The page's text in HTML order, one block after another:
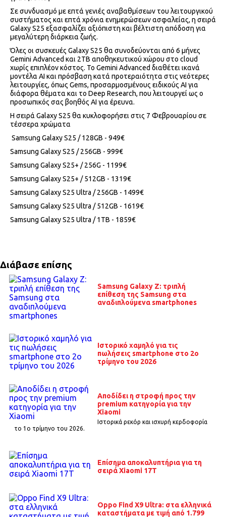
Σε συνδυασμό με επτά γενιές αναβαθμίσεων του λειτουργικού
συστήματος και επτά χρόνια ενημερώσεων ασφαλείας, η σειρά
Galaxy S25 εξασφαλίζει αξιόπιστη και βέλτιστη απόδοση για
μεγαλύτερη διάρκεια ζωής.
Όλες οι συσκευές Galaxy S25 θα συνοδεύονται από 6 μήνες
Gemini Advanced και 2TB αποθηκευτικού χώρου στο cloud
χωρίς επιπλέον κόστος. Το Gemini Advanced διαθέτει ικανά
μοντέλα AI και πρόσβαση κατά προτεραιότητα στις νεότερες
λειτουργίες, όπως Gems, προσαρμοσμένους ειδικούς AI για
διάφορα θέματα και το Deep Research, που λειτουργεί ως ο
προσωπικός σας βοηθός AI για έρευνα.
Η σειρά Galaxy S25 θα κυκλοφορήσει στις 7 Φεβρουαρίου σε
τέσσερα χρώματα
Samsung Galaxy S25 / 128GB - 949€
Samsung Galaxy S25 / 256GB - 999€
Samsung Galaxy S25+ / 256G - 1199€
Samsung Galaxy S25+ / 512GB - 1319€
Samsung Galaxy S25 Ultra / 256GB - 1499€
Samsung Galaxy S25 Ultra / 512GB - 1619€
Samsung Galaxy S25 Ultra / 1TB - 1859€
Διάβασε επίσης
Samsung Galaxy Z: τριπλή
επίθεση της Samsung στα
αναδιπλούμενα smartphones
Ιστορικό χαμηλό για τις
πωλήσεις smartphone στο 2ο
τρίμηνο του 2026
Αποδίδει η στροφή προς την
premium κατηγορία για την
Xiaomi
Ιστορικά ρεκόρ και ισχυρή κερδοφορία
το 1o τρίμηνο του 2026.
Επίσημα αποκαλυπτήρια για τη
σειρά Xiaomi 17T
Oppo Find X9 Ultra: στα ελληνικά
καταστήματα με τιμή από 1.799